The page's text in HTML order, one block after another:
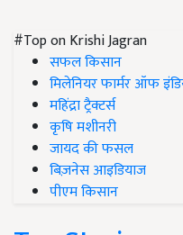
#Top on Krishi Jagran
सफल किसान
मिलेनियर फार्मर ऑफ
महिंद्रा ट्रैक्टर्स
कृषि मशीनरी
जायद की फसल
बिज़नेस आइडियाज
पीएम किसान